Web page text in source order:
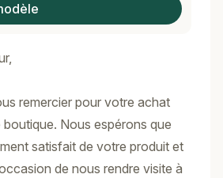
remercier pour votre achat
Nous espérons que
satisfait de votre produit et
de nous rendre visite à